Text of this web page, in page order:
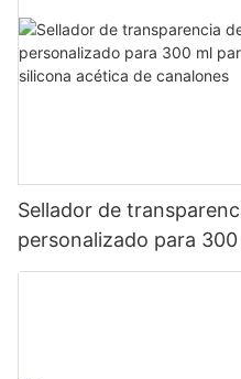
Sellador de
personalizado para
sellador de silicona